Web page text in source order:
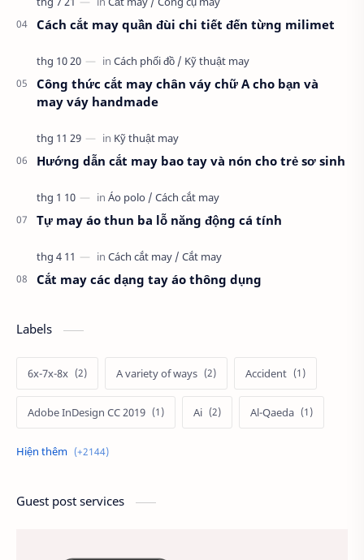
Cách cắt may quần đùi chi tiết đến từng milimet
Công thức cắt may chân váy chữ A cho bạn và
may váy handmade
Hướng dẫn cắt may bao tay và nón cho trẻ sơ sinh
Tự may áo thun ba lỗ năng động cá tính
Cắt may các dạng tay áo thông dụng
Labels
6x-7x-8x A variety of ways Accident
Adobe InDesign CC 2019 Ai Al-Qaeda
Alien Alternative
Guest post services